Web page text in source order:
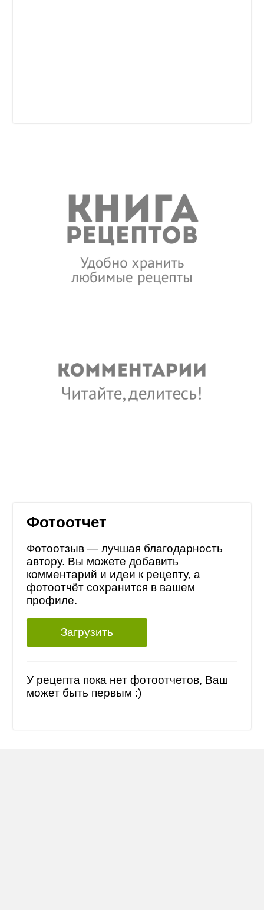
Фотоотчет
Фотоотзыв — лучшая благодарность
автору. Вы можете добавить
комментарий и идеи к рецепту, а
фотоотчёт сохранится в вашем
профиле.
Загрузить
У рецепта пока нет фотоотчетов, Ваш
может быть первым :)